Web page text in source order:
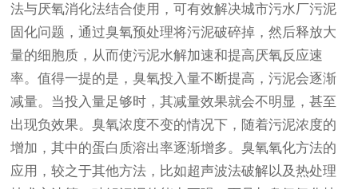
法与厌氧消化法结合使用，可有效解决城市污水厂污泥
固化问题，通过臭氧预处理将污泥破碎掉，然后释放大
量的细胞质，从而使污泥水解加速和提高厌氧反应速
率。值得一提的是，臭氧投入量不断提高，污泥会逐渐
减量。当投入量足够时，其减量效果就会不明显，甚至
出现负效果。臭氧浓度不变的情况下，随着污泥浓度的
增加，其中的蛋白质溶出率逐渐增多。臭氧氧化方法的
应用，较之于其他方法，比如超声波法破解以及热处理